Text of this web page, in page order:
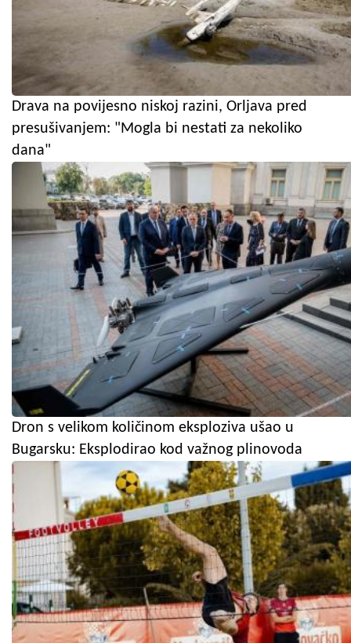
Drava na povijesno niskoj razini, Orljava pred
presušivanjem: "Mogla bi nestati za nekoliko
dana"
Dron s velikom količinom eksploziva ušao u
Bugarsku: Eksplodirao kod važnog plinovoda